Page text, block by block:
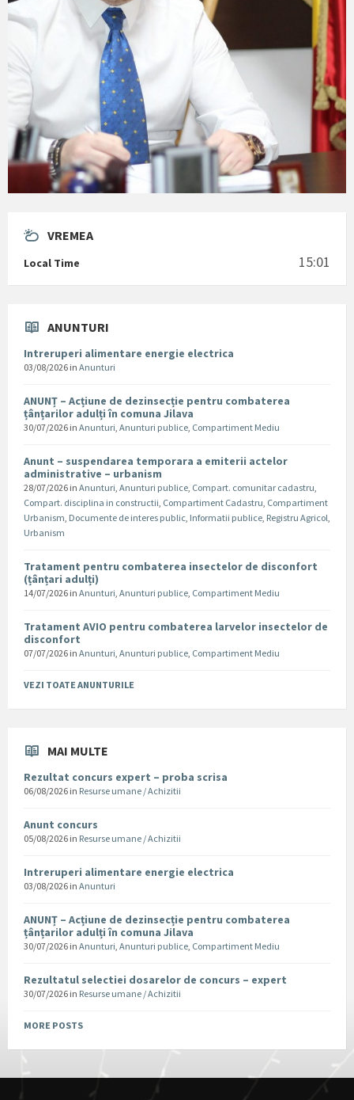
VREMEA
Local Time 15:01
ANUNTURI
Intreruperi alimentare energie electrica
03/08/2026 in Anunturi
ANUNȚ – Acțiune de dezinsecție pentru combaterea
țânțarilor adulți în comuna Jilava
30/07/2026 in Anunturi, Anunturi publice, Compartiment Mediu
Anunt – suspendarea temporara a emiterii actelor
administrative – urbanism
28/07/2026 in Anunturi, Anunturi publice, Compart. comunitar cadastru,
Compart. disciplina in constructii, Compartiment Cadastru, Compartiment
Urbanism, Documente de interes public, Informatii publice, Registru Agricol,
Urbanism
Tratament pentru combaterea insectelor de disconfort
(țânțari adulți)
14/07/2026 in Anunturi, Anunturi publice, Compartiment Mediu
Tratament AVIO pentru combaterea larvelor insectelor de
disconfort
07/07/2026 in Anunturi, Anunturi publice, Compartiment Mediu
VEZI TOATE ANUNTURILE
MAI MULTE
Rezultat concurs expert – proba scrisa
06/08/2026 in Resurse umane / Achizitii
Anunt concurs
05/08/2026 in Resurse umane / Achizitii
Intreruperi alimentare energie electrica
03/08/2026 in Anunturi
ANUNȚ – Acțiune de dezinsecție pentru combaterea
țânțarilor adulți în comuna Jilava
30/07/2026 in Anunturi, Anunturi publice, Compartiment Mediu
Rezultatul selectiei dosarelor de concurs – expert
30/07/2026 in Resurse umane / Achizitii
MORE POSTS